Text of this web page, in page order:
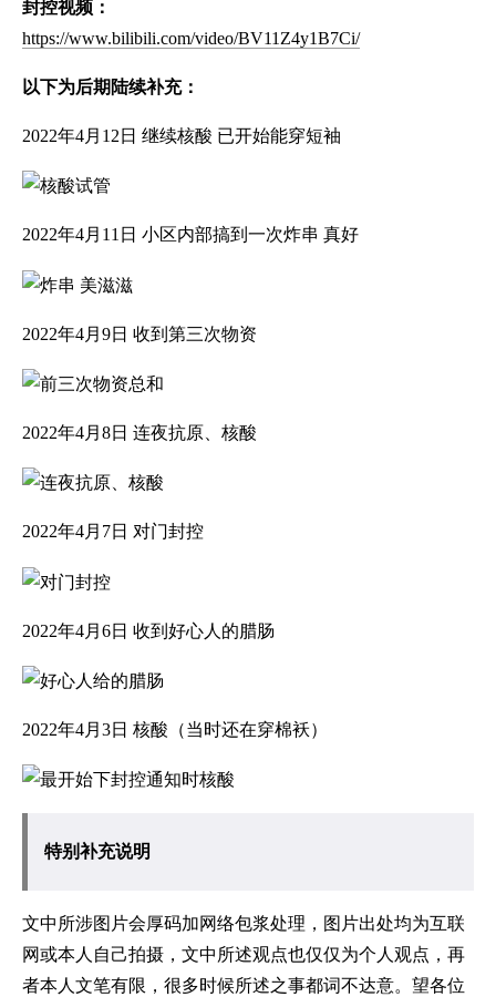
封控视频：
https://www.bilibili.com/video/BV11Z4y1B7Ci/
以下为后期陆续补充：
2022年4月12日 继续核酸 已开始能穿短袖
2022年4月11日 小区内部搞到一次炸串 真好
2022年4月9日 收到第三次物资
2022年4月8日 连夜抗原、核酸
2022年4月7日 对门封控
2022年4月6日 收到好心人的腊肠
2022年4月3日 核酸（当时还在穿棉袄）
特别补充说明
文中所涉图片会厚码加网络包浆处理，图片出处均为互联
网或本人自己拍摄，文中所述观点也仅仅为个人观点，再
者本人文笔有限，很多时候所述之事都词不达意。望各位